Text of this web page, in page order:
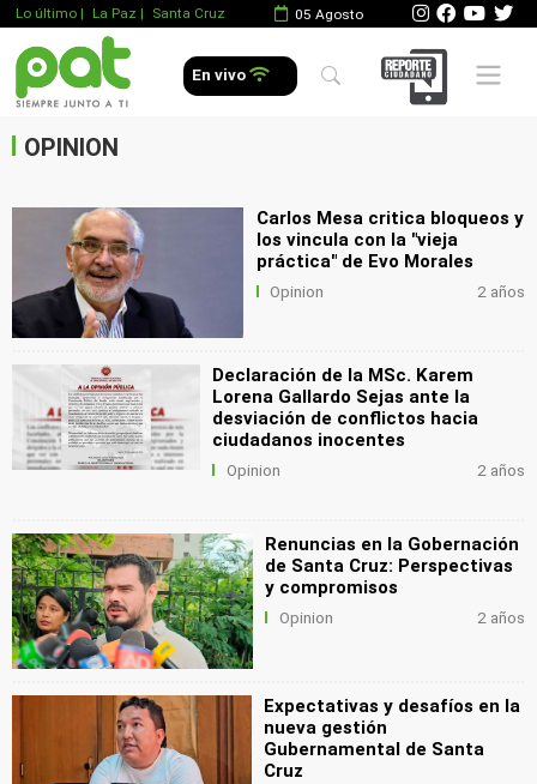
Lo último | La Paz | Santa Cruz 05 Agosto
En vivo Mobile
OPINION
.
Carlos Mesa critica bloqueos y
los vincula con la "vieja
práctica" de Evo Morales
Opinion 2 años
Declaración de la MSc. Karem
Lorena Gallardo Sejas ante la
desviación de conflictos hacia
ciudadanos inocentes
Opinion 2 años
Renuncias en la Gobernación
de Santa Cruz: Perspectivas
y compromisos
Opinion 2 años
Expectativas y desafíos en la
nueva gestión
Gubernamental de Santa
Cruz